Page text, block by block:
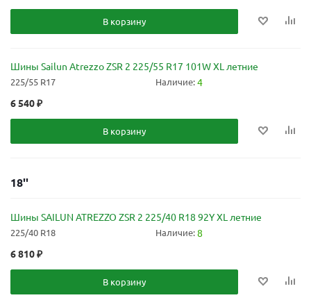
В корзину
Шины Sailun Atrezzo ZSR 2 225/55 R17 101W XL летние
225/55 R17 Наличие:4
6 540₽
В корзину
18''
Шины SAILUN ATREZZO ZSR 2 225/40 R18 92Y XL летние
225/40 R18 Наличие:8
6 810₽
В корзину